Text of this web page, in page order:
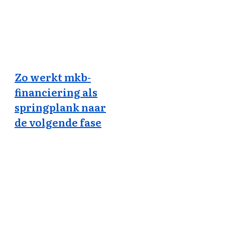
Zo werkt mkb-
financiering als
springplank naar
de volgende fase